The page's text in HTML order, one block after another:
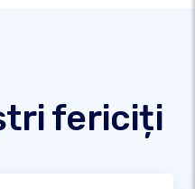
fericiți